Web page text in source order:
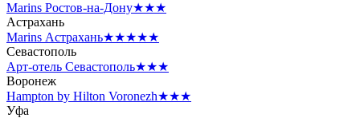
Marins Ростов-на-Дону★★★
Астрахань
Marins Астрахань★★★★★
Севастополь
Арт-отель Севастополь★★★
Воронеж
Hampton by Hilton Voronezh★★★
Уфа